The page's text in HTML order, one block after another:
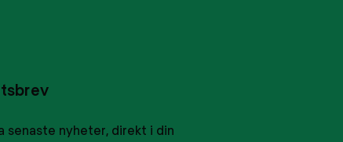
senaste nyheter, direkt i din